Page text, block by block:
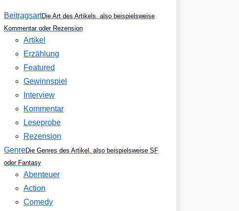
BeitragsartDie Art des Artikels, also beispielsweise
Kommentar oder Rezension
Artikel
Erzählung
Featured
Gewinnspiel
Interview
Kommentar
Leseprobe
Rezension
GenreDie Genres des Artikel, also beispielsweise SF
oder Fantasy
Abenteuer
Action
Comedy